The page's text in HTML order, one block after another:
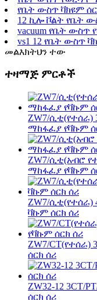
የቤት ውስጥ ቫክዩም
12 ኪሎ ቮልት የቤት
vacuum የቤት ውስጥ
vs1 12 የቤት ውስጥ
መልእክትህን ተው
ተዛማጅ ምርቶች
ZW7/
ማከፋፈያ የቫኩም
ZW7/ሲቲ(አብሮ
ማከፋፈያ የቫኩም
ZW7/
ቫኩም ሰርክ ሰሪ
ZW7/
ሰርክ ሰሪ
ZW32-12
ሰርክ ሰሪ